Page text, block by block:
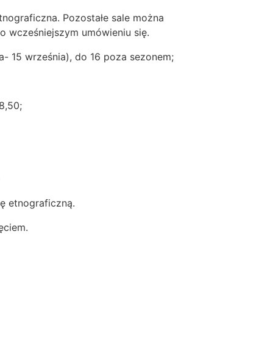
Pozostałe sale można
wcześniejszym umówieniu się.
15 września), do 16 poza sezonem;
etnograficzną.